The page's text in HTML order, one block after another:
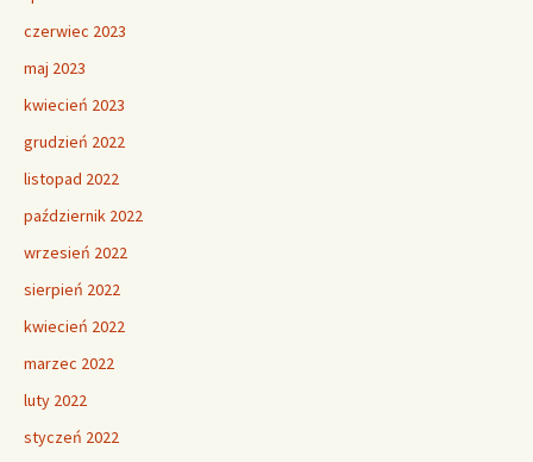
czerwiec 2023
maj 2023
kwiecień 2023
grudzień 2022
listopad 2022
październik 2022
wrzesień 2022
sierpień 2022
kwiecień 2022
marzec 2022
luty 2022
styczeń 2022